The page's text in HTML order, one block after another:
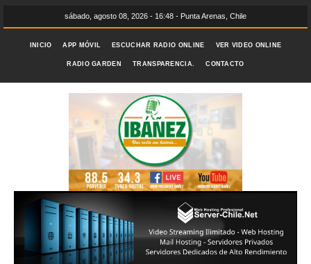
sábado, agosto 08, 2026 - 16:48 - Punta Arenas, Chile
INICIO APP MÓVIL ESCUCHAR RADIO ONLINE VER VIDEO ONLINE
RADIO GARDEN TRANSPARENCIA. CONTACTO